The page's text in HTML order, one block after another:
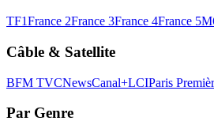
TF1France 2France 3France 4France 5
Câble & Satellite
BFM TVCNewsCanal+LCIParis
Par Genre